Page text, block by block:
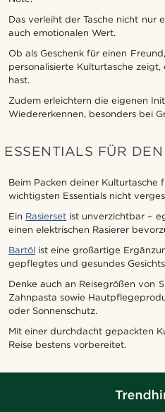
Das verleiht der Tasche nicht nur
auch emotionalen Wert.
Ob als Geschenk für einen
personalisierte Kulturtasche
hast.
Zudem erleichtern die eigenen
Wiedererkennen, besonders bei
ESSENTIALS FÜR
Beim Packen deiner Kulturtasche
wichtigsten Essentials nicht
Ein Rasierset ist unverzichtbar –
einen elektrischen Rasierer
Bartöl ist eine großartige
gepflegtes und gesundes
Denke auch an Reisegrößen von
Zahnpasta sowie
oder Sonnenschutz.
Mit einer durchdacht gepackten
Reise bestens vorbereitet.